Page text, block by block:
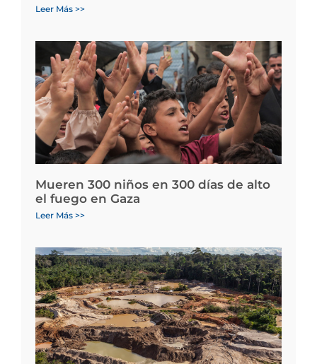
Leer Más >>
Mueren 300 niños en 300 días de alto
el fuego en Gaza
Leer Más >>